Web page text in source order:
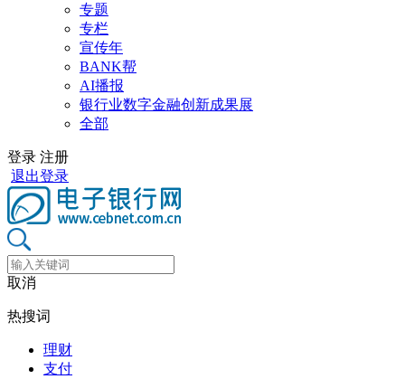
专题
专栏
宣传年
BANK帮
AI播报
银行业数字金融创新成果展
全部
登录 注册
退出登录
取消
热搜词
理财
支付